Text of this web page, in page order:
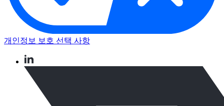
개인정보 보호 선택 사항